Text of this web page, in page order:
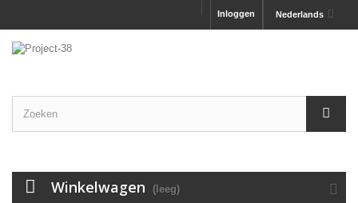
Nederlands
Inloggen
Winkelwagen (leeg)